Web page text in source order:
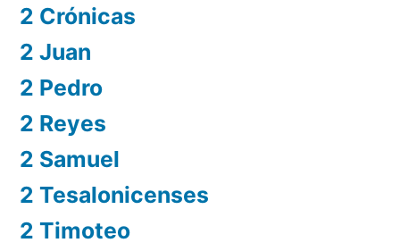
2 Crónicas
2 Juan
2 Pedro
2 Reyes
2 Samuel
2 Tesalonicenses
2 Timoteo